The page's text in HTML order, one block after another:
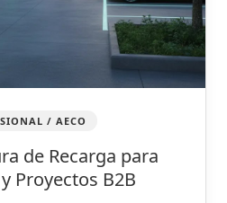
/ AECO
de Recarga para
Proyectos B2B